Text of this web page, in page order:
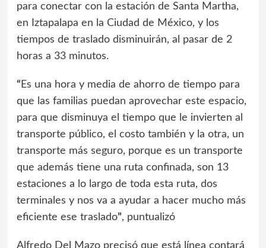
para conectar con la estación de Santa Martha,
en Iztapalapa en la Ciudad de México, y los
tiempos de traslado disminuirán, al pasar de 2
horas a 33 minutos.
“ Es una hora y media de ahorro de tiempo para
que las familias puedan aprovechar este espacio,
para que disminuya el tiempo que le invierten al
transporte público, el costo también y la otra, un
transporte más seguro, porque es un transporte
que además tiene una ruta confinada, son 13
estaciones a lo largo de toda esta ruta, dos
terminales y nos va a ayudar a hacer mucho más
eficiente ese traslado”, puntualizó
Alfredo Del Mazo precisó que está línea contará